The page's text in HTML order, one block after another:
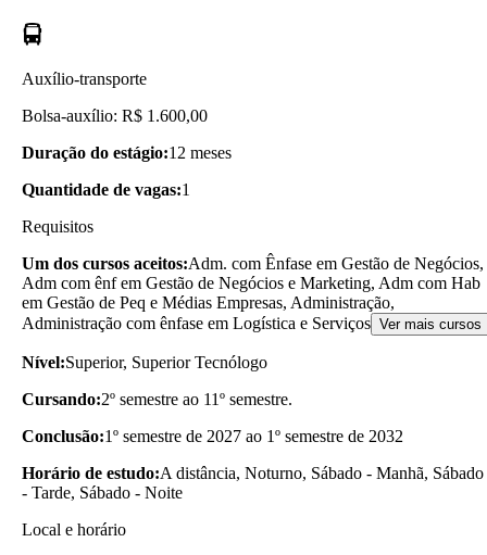
Auxílio-transporte
Bolsa-auxílio: R$ 1.600,00
Duração do estágio:12 meses
Quantidade de vagas:1
Requisitos
Um dos cursos aceitos:Adm. com Ênfase em Gestão de Negócios,
Adm com ênf em Gestão de Negócios e Marketing, Adm com Hab
em Gestão de Peq e Médias Empresas, Administração,
Administração com ênfase em Logística e Serviços Ver mais cursos
Nível:Superior, Superior Tecnólogo
Cursando:2º semestre ao 11º semestre.
Conclusão:1º semestre de 2027 ao 1º semestre de 2032
Horário de estudo:A distância, Noturno, Sábado - Manhã, Sábado
- Tarde, Sábado - Noite
Local e horário